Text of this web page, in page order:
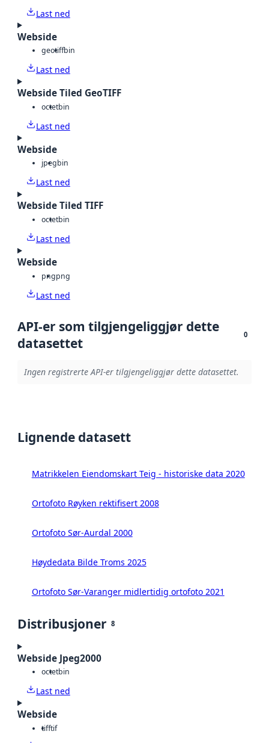
Last ned
Webside
geotiffbin
Last ned
Webside Tiled GeoTIFF
octetbin
Last ned
Webside
jpegbin
Last ned
Webside Tiled TIFF
octetbin
Last ned
Webside
pngpng
Last ned
API-er som tilgjengeliggjør dette
datasettet
0
Ingen registrerte API-er tilgjengeliggjør dette datasettet.
Lignende datasett
Matrikkelen Eiendomskart Teig - historiske data 2020
Ortofoto Røyken rektifisert 2008
Ortofoto Sør-Aurdal 2000
Høydedata Bilde Troms 2025
Ortofoto Sør-Varanger midlertidig ortofoto 2021
Distribusjoner 8
Webside Jpeg2000
octetbin
Last ned
Webside
tifftif